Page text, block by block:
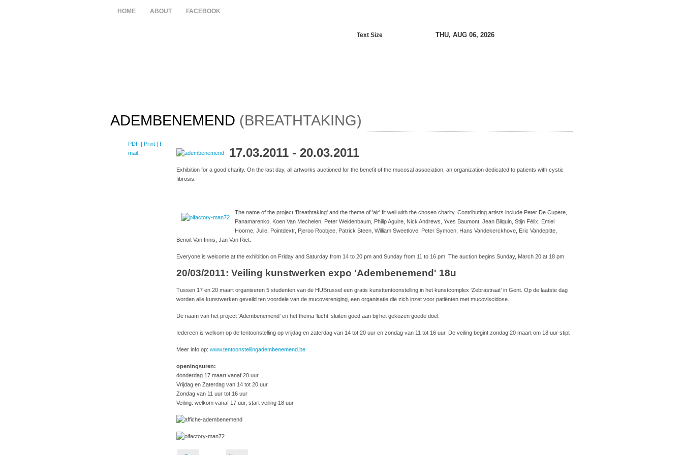
HOME ABOUT FACEBOOK
Text Size THU, AUG 06, 2026
ADEMBENEMEND (BREATHTAKING)
PDF | Print | E-
mail
17.03.2011 - 20.03.2011
Exhibition for a good charity. On the last day, all artworks auctioned for the benefit of the mucosal association, an organization dedicated to patients with cystic
fibrosis.
The name of the project 'Breathtaking' and the theme of 'air' fit well with the chosen charity. Contributing artists include Peter De Cupere,
Panamarenko, Koen Van Mechelen, Peter Weidenbaum, Philip Aguire, Nick Andrews, Yves Baumont, Jean Bilquin, Stijn Félix, Emiel
Hoorne, Julie, Pointdextr, Pjeroo Roobjee, Patrick Steen, William Sweetlove, Peter Symoen, Hans Vandekerckhove, Eric Vandepitte,
Benoit Van Innis, Jan Van Riet.
Everyone is welcome at the exhibition on Friday and Saturday from 14 to 20 pm and Sunday from 11 to 16 pm. The auction begins Sunday, March 20 at 18 pm
20/03/2011: Veiling kunstwerken expo 'Adembenemend' 18u
Tussen 17 en 20 maart organiseren 5 studenten van de HUBrussel een gratis kunsttentoonstelling in het kunstcomplex ‘Zebrastraat’ in Gent. Op de laatste dag
worden alle kunstwerken geveild ten voordele van de mucovereniging, een organisatie die zich inzet voor patiënten met mucoviscidose.
De naam van het project ‘Adembenemend’ en het thema ‘lucht’ sluiten goed aan bij het gekozen goede doel.
Iedereen is welkom op de tentoonstelling op vrijdag en zaterdag van 14 tot 20 uur en zondag van 11 tot 16 uur. De veiling begint zondag 20 maart om 18 uur stipt
Meer info op: www.tentoonstellingadembenemend.be
openingsuren:
donderdag 17 maart vanaf 20 uur
Vrijdag en Zaterdag van 14 tot 20 uur
Zondag van 11 uur tot 16 uur
Veiling: welkom vanaf 17 uur, start veiling 18 uur